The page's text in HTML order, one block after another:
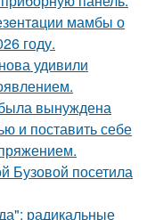
мамбы о
году.
удивили
вынуждена
и поставить себе
Бузовой посетила
радикальные